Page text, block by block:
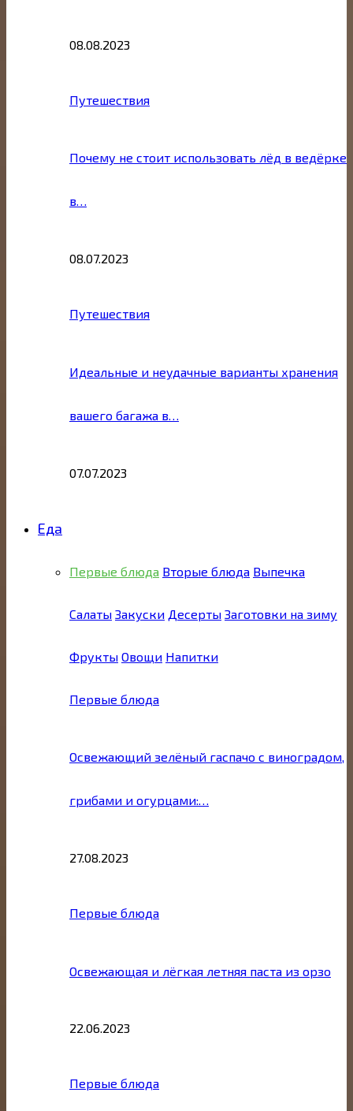
08.08.2023
Путешествия
Почему не стоит использовать лёд в ведёрке
в…
08.07.2023
Путешествия
Идеальные и неудачные варианты хранения
вашего багажа в…
07.07.2023
Еда
Первые блюда Вторые блюда Выпечка
Салаты Закуски Десерты Заготовки на зиму
Фрукты Овощи Напитки
Первые блюда
Освежающий зелёный гаспачо с виноградом,
грибами и огурцами:…
27.08.2023
Первые блюда
Освежающая и лёгкая летняя паста из орзо
22.06.2023
Первые блюда